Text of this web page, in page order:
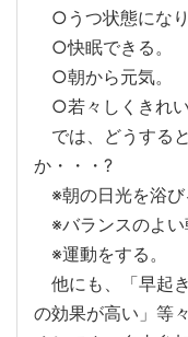
○うつ状態になり
○快眠できる。
○朝から元気。
○若々しくきれい
では、どうする
か・・・?
※朝の日光を浴び
※バランスのよい
※運動をする。
他にも、「早起
の効果が高い」等